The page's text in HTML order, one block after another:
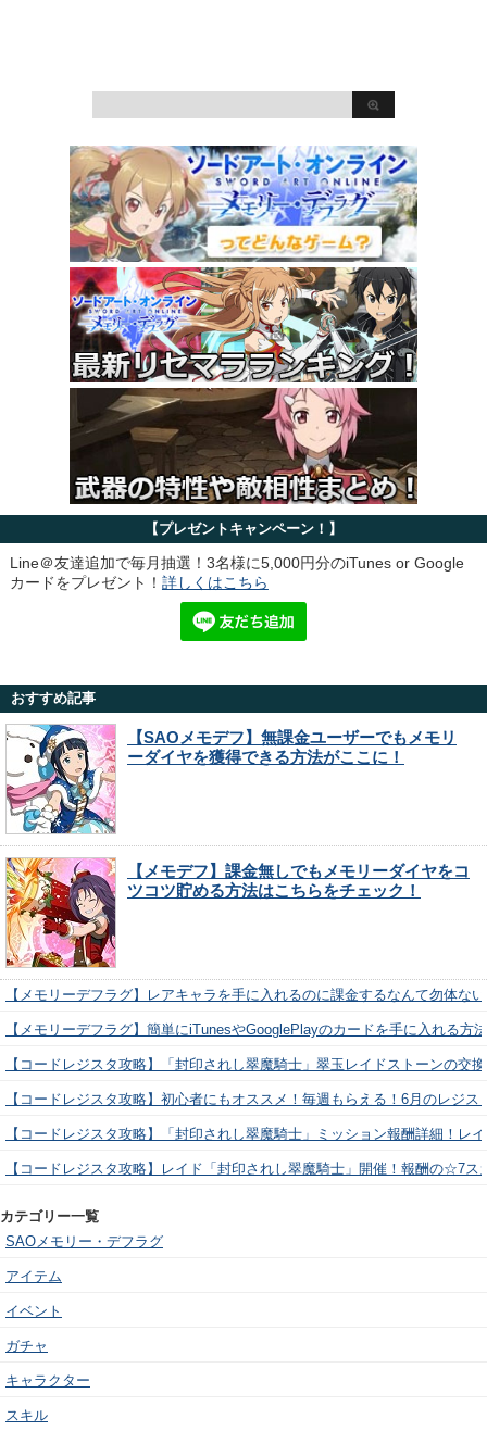
【プレゼントキャンペーン！】
Line＠友達追加で毎月抽選！3名様に5,000円分のiTunes or Google
カードをプレゼント！ 詳しくはこちら
おすすめ記事
【SAOメモデフ】無課金ユーザーでもメモリ
ーダイヤを獲得できる方法がここに！
【メモデフ】課金無しでもメモリーダイヤをコ
ツコツ貯める方法はこちらをチェック！
【メモリーデフラグ】レアキャラを手に入れるのに課金するなんて勿体な
【メモリーデフラグ】簡単にiTunesやGooglePlayのカードを手に入れる方
【コードレジスタ攻略】「封印されし翠魔騎士」翠玉レイドストーンの交
【コードレジスタ攻略】初心者にもオススメ！毎週もらえる！6月のレジ
【コードレジスタ攻略】「封印されし翠魔騎士」ミッション報酬詳細！レ
【コードレジスタ攻略】レイド「封印されし翠魔騎士」開催！報酬の☆7
カテゴリー一覧
SAOメモリー・デフラグ
アイテム
イベント
ガチャ
キャラクター
スキル